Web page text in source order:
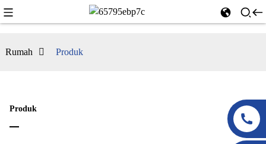
Rumah Produk
Produk